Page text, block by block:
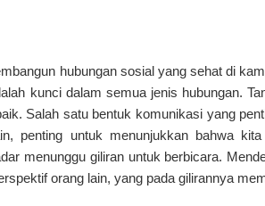
hubungan sosial yang sehat di
kunci dalam semua jenis hubungan.
Salah satu bentuk komunikasi yang
penting untuk menunjukkan bahwa
menunggu giliran untuk berbicara.
orang lain, yang pada gilirannya